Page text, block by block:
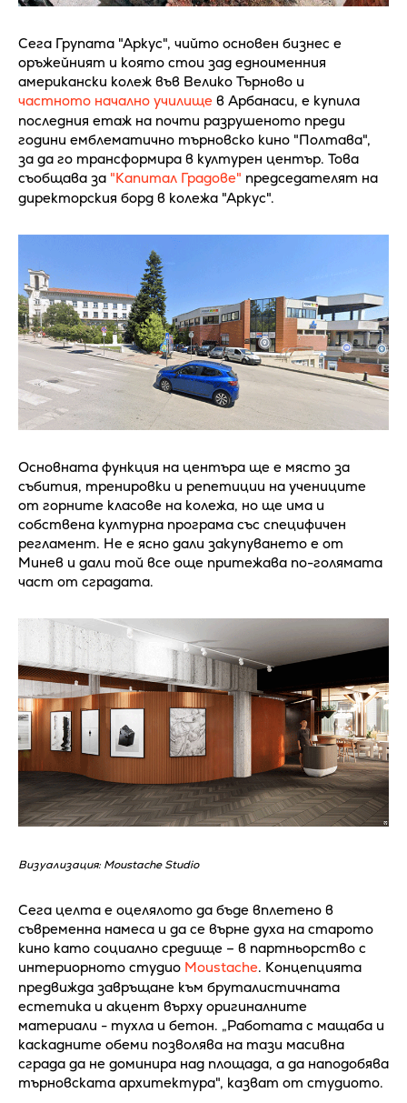
Сега Групата "Аркус", чийто основен бизнес е
оръжейният и която стои зад едноименния
американски колеж във Велико Търново и
частното начално училище в Арбанаси, е купила
последния етаж на почти разрушеното преди
години емблематично търновско кино "Полтава",
за да го трансформира в културен център. Това
съобщава за "Капитал Градове" председателят на
директорския борд в колежа "Аркус".
Основната функция на центъра ще е място за
събития, тренировки и репетиции на учениците
от горните класове на колежа, но ще има и
собствена културна програма със специфичен
регламент. Не е ясно дали закупуването е от
Минев и дали той все още притежава по-голямата
част от сградата.
Визуализация: Moustache Studio
Сега целта е оцелялото да бъде вплетено в
съвременна намеса и да се върне духа на старото
кино като социално средище – в партньорство с
интериорното студио Moustache. Концепцията
предвижда завръщане към бруталистичната
естетика и акцент върху оригиналните
материали - тухла и бетон. „Работата с мащаба и
каскадните обеми позволява на тази масивна
сграда да не доминира над площада, а да наподобява
търновската архитектура", казват от студиото.